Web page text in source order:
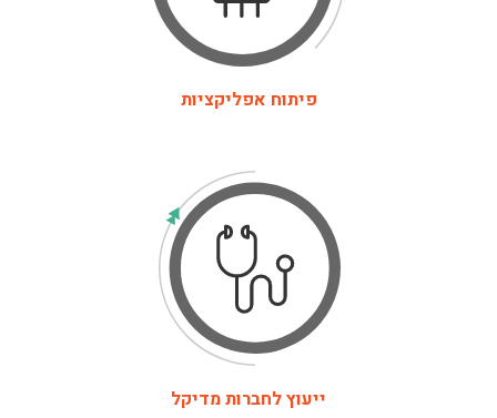
פיתוח אפליקציות
ייעוץ לחברות מדיקל